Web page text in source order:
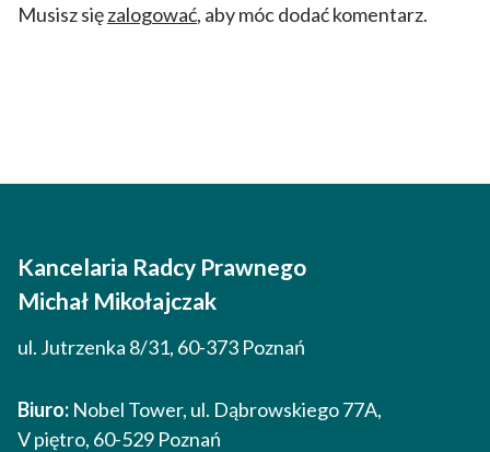
Musisz sięzalogować, aby móc dodać komentarz.
Kancelaria Radcy Prawnego
Michał Mikołajczak
ul. Jutrzenka 8/31, 60-373 Poznań
Biuro: Nobel Tower, ul. Dąbrowskiego 77A,
V piętro, 60-529 Poznań